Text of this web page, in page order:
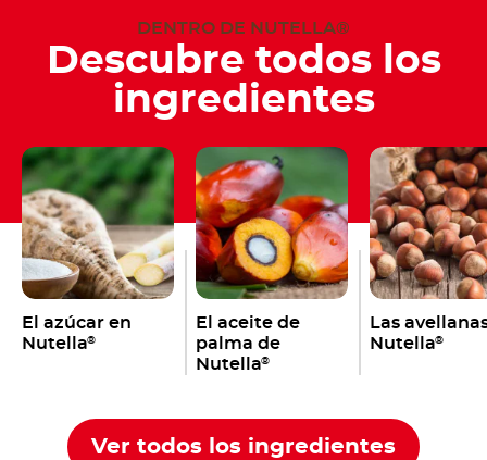
DENTRO DE NUTELLA®
Descubre todos los
ingredientes
El azúcar en
Nutella®
El aceite de
palma de
Nutella®
Las
Nutella®
Ver todos los ingredientes